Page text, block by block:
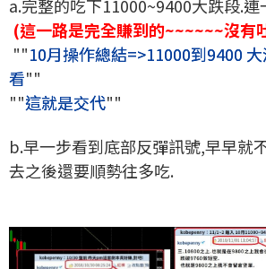
a.完整的吃下11000~9400大跌段.
(這一路是完全賺到的~~~~~~沒有
""10月操作總結=>11000到9400
看""
""這就是交代""
b.早一步看到底部反彈訊號,早早就
去之後還要順勢往多吃.